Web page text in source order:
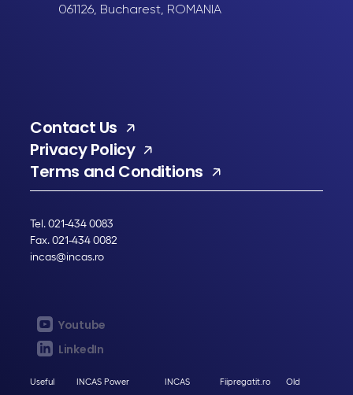
Contact Us
Privacy Policy
Terms and Conditions
Tel. 021-434 0083
Fax. 021-434 0082
incas@incas.ro
Youtube
LinkedIn
061126, Bucharest, ROMANIA
Useful
INCAS Power
INCAS
Fiipregatit.ro
Old